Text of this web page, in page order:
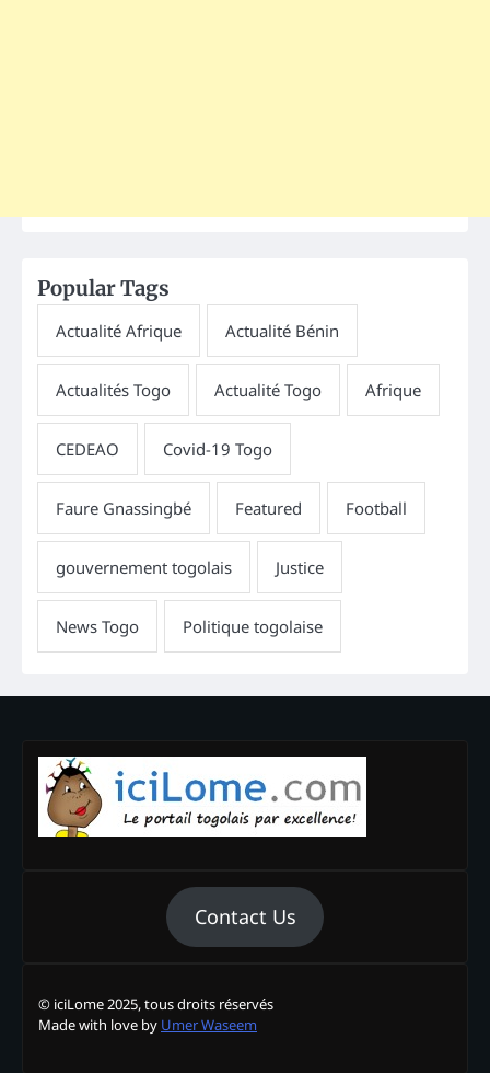
Popular Tags
Contact Us
© iciLome 2025, tous droits réservés
Made with love by Umer Waseem